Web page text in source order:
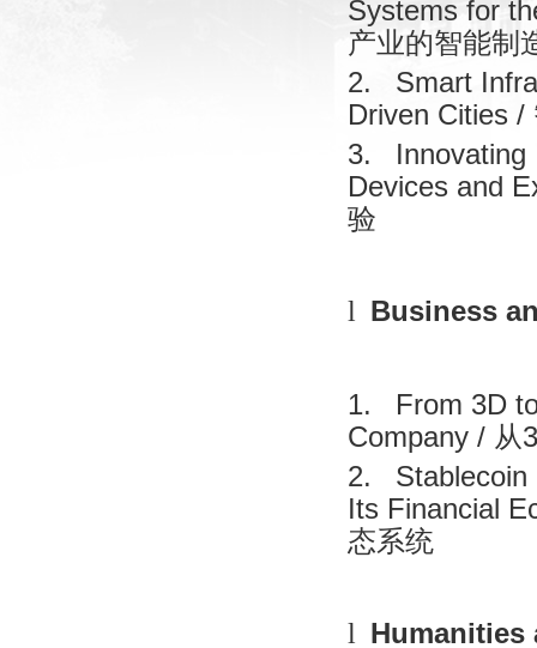
Systems for
产业的智能制
2.
Smart
Driven Cities /
3.
Devices and
验
l Business
1.
From 3D
Company / 从
2.
Its Financial
态系统
l Humanities